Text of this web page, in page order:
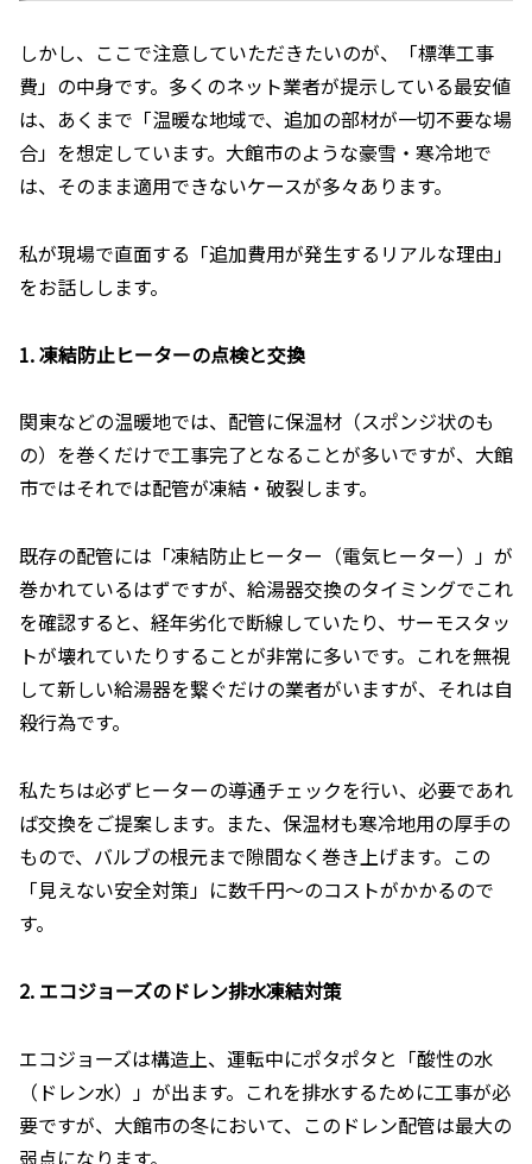
しかし、ここで注意していただきたいのが、「標準工事
費」の中身です。多くのネット業者が提示している最安値
は、あくまで「温暖な地域で、追加の部材が一切不要な場
合」を想定しています。大館市のような豪雪・寒冷地で
は、そのまま適用できないケースが多々あります。
私が現場で直面する「追加費用が発生するリアルな理由」
をお話しします。
1. 凍結防止ヒーターの点検と交換
関東などの温暖地では、配管に保温材（スポンジ状のも
の）を巻くだけで工事完了となることが多いですが、大館
市ではそれでは配管が凍結・破裂します。
既存の配管には「凍結防止ヒーター（電気ヒーター）」が
巻かれているはずですが、給湯器交換のタイミングでこれ
を確認すると、経年劣化で断線していたり、サーモスタッ
トが壊れていたりすることが非常に多いです。これを無視
して新しい給湯器を繋ぐだけの業者がいますが、それは自
殺行為です。
私たちは必ずヒーターの導通チェックを行い、必要であれ
ば交換をご提案します。また、保温材も寒冷地用の厚手の
もので、バルブの根元まで隙間なく巻き上げます。この
「見えない安全対策」に数千円〜のコストがかかるので
す。
2. エコジョーズのドレン排水凍結対策
エコジョーズは構造上、運転中にポタポタと「酸性の水
（ドレン水）」が出ます。これを排水するために工事が必
要ですが、大館市の冬において、このドレン配管は最大の
弱点になります。